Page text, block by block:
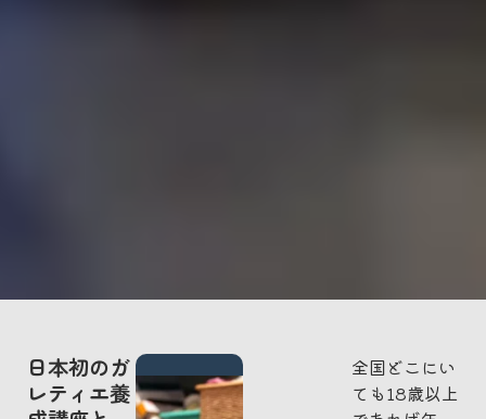
日本初のガ
レティエ養
全国どこにい
ても18歳以上